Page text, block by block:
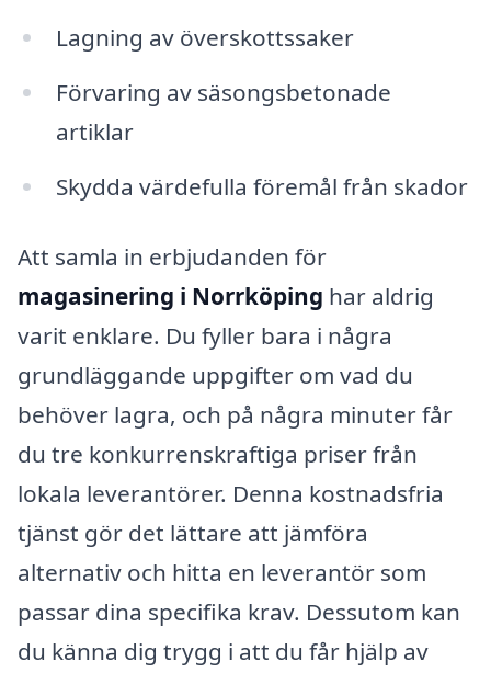
Lagning av överskottssaker
Förvaring av säsongsbetonade
artiklar
Skydda värdefulla föremål från skador
Att samla in erbjudanden för
magasinering i Norrköping har aldrig
varit enklare. Du fyller bara i några
grundläggande uppgifter om vad du
behöver lagra, och på några minuter får
du tre konkurrenskraftiga priser från
lokala leverantörer. Denna kostnadsfria
tjänst gör det lättare att jämföra
alternativ och hitta en leverantör som
passar dina specifika krav. Dessutom kan
du känna dig trygg i att du får hjälp av